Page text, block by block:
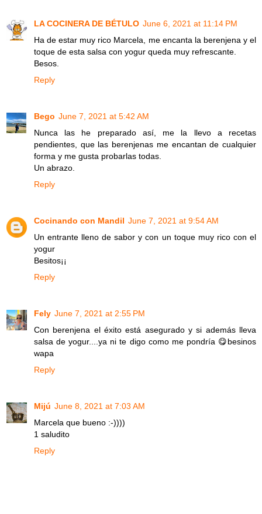
LA COCINERA DE BÉTULO June 6, 2021 at 11:14 PM
Ha de estar muy rico Marcela, me encanta la berenjena y el
toque de esta salsa con yogur queda muy refrescante.
Besos.
Reply
Bego June 7, 2021 at 5:42 AM
Nunca las he preparado así, me la llevo a recetas
pendientes, que las berenjenas me encantan de cualquier
forma y me gusta probarlas todas.
Un abrazo.
Reply
Cocinando con Mandil June 7, 2021 at 9:54 AM
Un entrante lleno de sabor y con un toque muy rico con el
yogur
Besitos¡¡
Reply
Fely June 7, 2021 at 2:55 PM
Con berenjena el éxito está asegurado y si además lleva
salsa de yogur....ya ni te digo como me pondría 😋besinos
wapa
Reply
Mijú June 8, 2021 at 7:03 AM
Marcela que bueno :-))))
1 saludito
Reply